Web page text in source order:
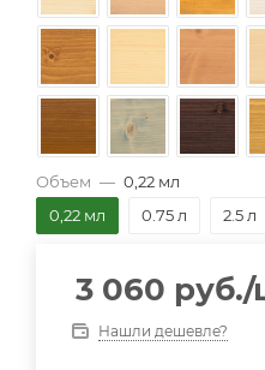
Объем — 0,22 мл
0,22 мл
0.75 л 2.5 л
3 060 руб./
Нашли дешевле?